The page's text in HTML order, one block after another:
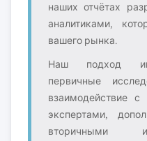
наших отчётах
аналитиками,
вашего рынка.
Наш подход
первичные
взаимодействие с
экспертами,
вторичными